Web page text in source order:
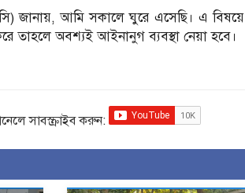
জানায়, আমি সকালে ঘুরে এসেছি। এ বিষয়ে
তাহলে অবশ্যই আইনানুগ ব্যবস্থা নেয়া হবে।
সাবস্ক্রাইব করুন: